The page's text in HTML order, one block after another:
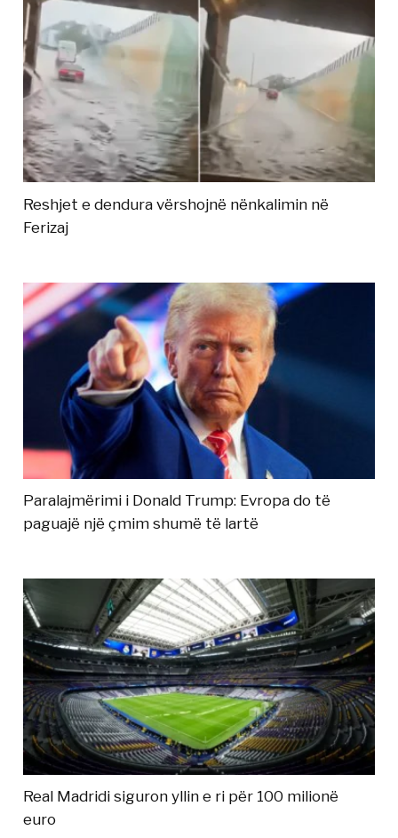
Reshjet e dendura vërshojnë nënkalimin në
Ferizaj
Paralajmërimi i Donald Trump: Evropa do të
paguajë një çmim shumë të lartë
Real Madridi siguron yllin e ri për 100 milionë
euro